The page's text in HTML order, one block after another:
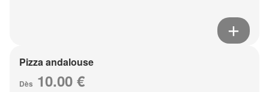
Pizza andalouse
Dès 10.00 €